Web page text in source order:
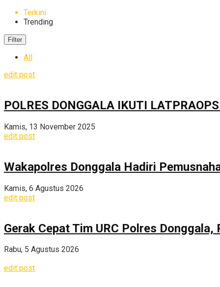
Terkini
Trending
Filter
All
edit post
POLRES DONGGALA IKUTI
Kamis, 13 November 2025
edit post
Wakapolres Donggala Hadiri
Kamis, 6 Agustus 2026
edit post
Gerak Cepat Tim URC Polres
Rabu, 5 Agustus 2026
edit post